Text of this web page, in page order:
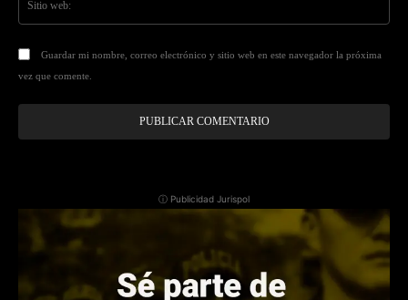
Guardar mi nombre, correo electrónico y sitio web en este navegador la próxima
vez que comente.
ⓘ Publicidad Jurispol